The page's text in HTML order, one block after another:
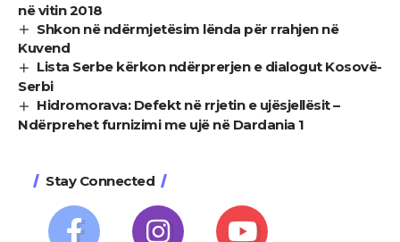
në vitin 2018
Shkon në ndërmjetësim lënda për rrahjen në
Kuvend
Lista Serbe kërkon ndërprerjen e dialogut Kosovë-
Serbi
Hidromorava: Defekt në rrjetin e ujësjellësit –
Ndërprehet furnizimi me ujë në Dardania 1
Stay Connected